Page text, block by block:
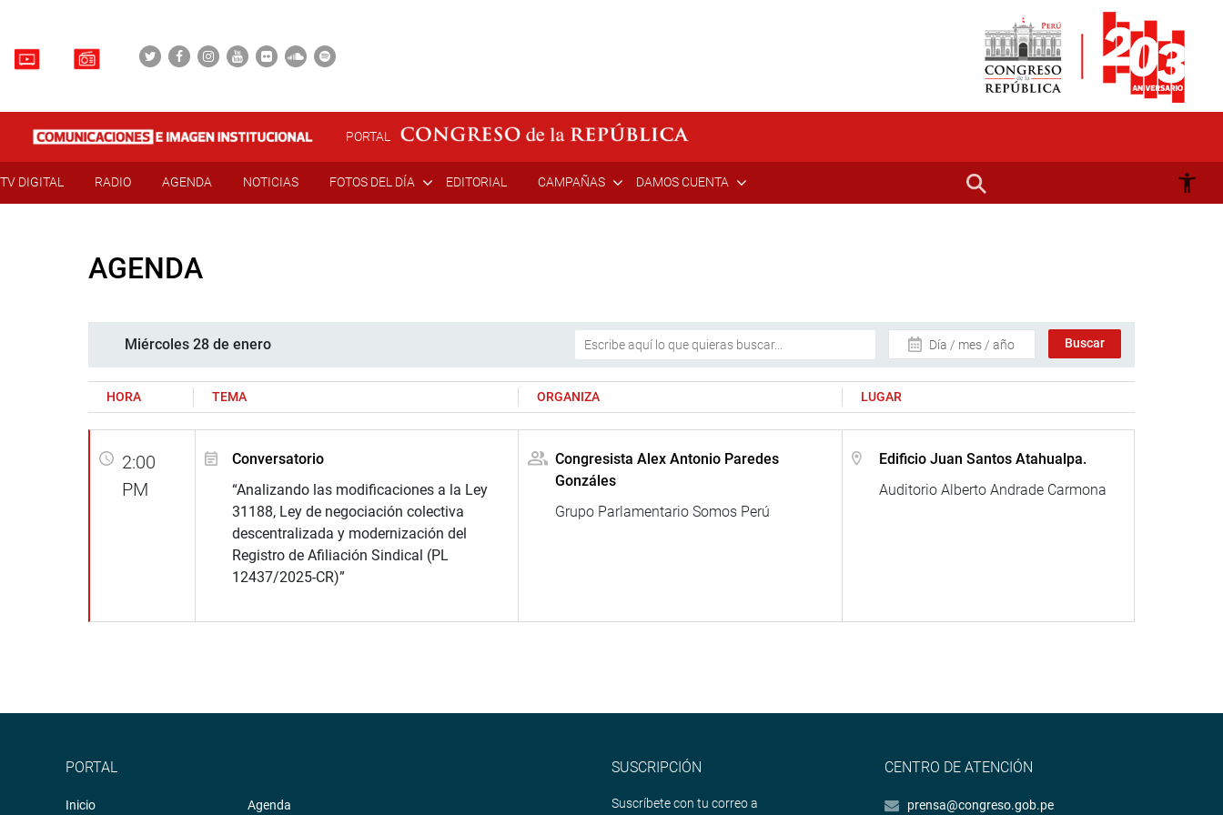
PORTAL
TV DIGITAL RADIO AGENDA NOTICIAS FOTOS DEL DÍA EDITORIAL CAMPAÑAS DAMOS CUENTA
AGENDA
Miércoles 28 de enero Día / mes / año
HORA TEMA ORGANIZA LUGAR
2:00
PM
Conversatorio
“Analizando las modificaciones a la Ley
31188, Ley de negociación colectiva
descentralizada y modernización del
Registro de Afiliación Sindical (PL
12437/2025-CR)”
Congresista Alex Antonio Paredes
Gonzáles
Grupo Parlamentario Somos Perú
Edificio Juan Santos Atahualpa.
Auditorio Alberto Andrade Carmona
PORTAL
Inicio Agenda
SUSCRIPCIÓN
Suscríbete con tu correo a
CENTRO DE ATENCIÓN
prensa@congreso.gob.pe